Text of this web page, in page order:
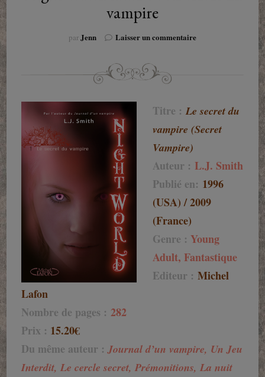
vampire
parJenn Laisser un commentairesur
Le
du
Titre : Le secret du
vampire (Secret
Vampire)
Auteur :L.J. Smith
Publié en: 1996
(USA) / 2009
(France)
Genre :Young
Adult, Fantastique
Editeur :Michel
Lafon
Nombre de pages :282
Prix : 15.20€
Du même auteur :Journal d’un vampire, Un Jeu
Interdit, Le cercle secret, Prémonitions, La nuit